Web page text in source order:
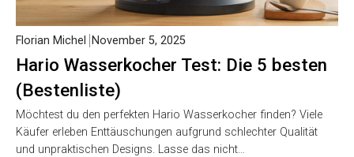
Hario Wasserkocher Test: Die 5 besten
(Bestenliste)
Florian Michel November 5, 2025
Möchtest du den perfekten Hario Wasserkocher finden? Viele
Käufer erleben Enttäuschungen aufgrund schlechter Qualität
und unpraktischen Designs. Lasse das nicht…